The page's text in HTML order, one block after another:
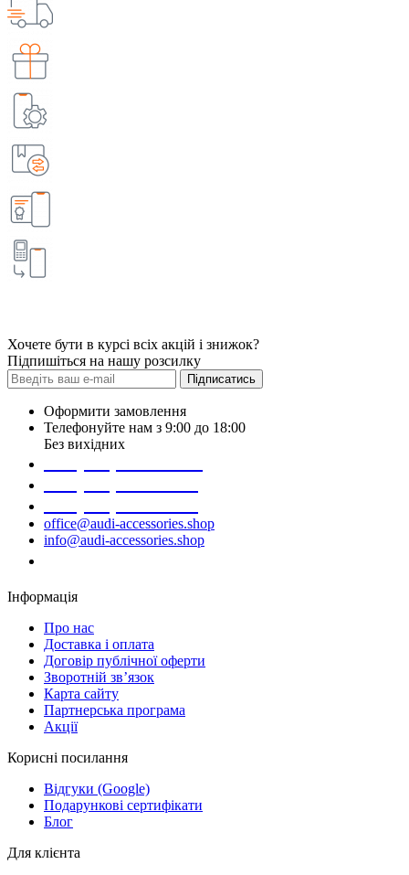
Хочете бути в курсі всіх акцій і знижок?
Підпишіться на нашу розсилку
Підписатись
Оформити замовлення
Телефонуйте нам з 9:00 до 18:00
Без вихідних
office@audi-accessories.shop
info@audi-accessories.shop
Інформація
Про нас
Доставка і оплата
Договір публічної оферти
Зворотній зв’язок
Карта сайту
Партнерська програма
Акції
Корисні посилання
Відгуки (Google)
Подарункові сертифікати
Блог
Для клієнта